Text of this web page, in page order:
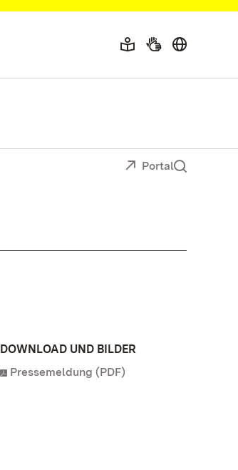
Portal
DOWNLOAD UND BILDER
Pressemeldung (PDF)